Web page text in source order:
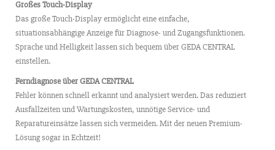
Großes Touch-Display
Das große Touch-Display ermöglicht eine einfache,
situationsabhängige Anzeige für Diagnose- und Zugangsfunktionen.
Sprache und Helligkeit lassen sich bequem über GEDA CENTRAL
einstellen.
Ferndiagnose über GEDA CENTRAL
Fehler können schnell erkannt und analysiert werden. Das reduziert
Ausfallzeiten und Wartungskosten, unnötige Service- und
Reparatureinsätze lassen sich vermeiden. Mit der neuen Premium-
Lösung sogar in Echtzeit!